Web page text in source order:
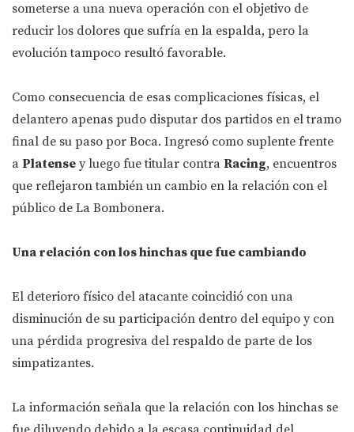
someterse a una nueva operación con el objetivo de
reducir los dolores que sufría en la espalda, pero la
evolución tampoco resultó favorable.
Como consecuencia de esas complicaciones físicas, el
delantero apenas pudo disputar dos partidos en el tramo
final de su paso por Boca. Ingresó como suplente frente
a Platense y luego fue titular contra Racing, encuentros
que reflejaron también un cambio en la relación con el
público de La Bombonera.
Una relación con los hinchas que fue cambiando
El deterioro físico del atacante coincidió con una
disminución de su participación dentro del equipo y con
una pérdida progresiva del respaldo de parte de los
simpatizantes.
La información señala que la relación con los hinchas se